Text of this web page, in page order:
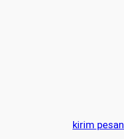
kirim pesan